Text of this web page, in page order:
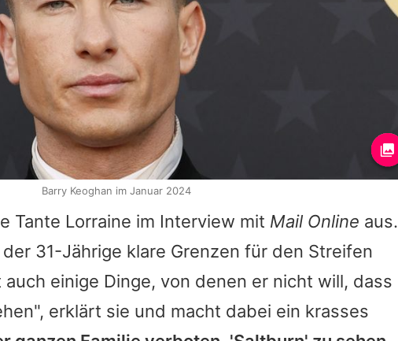
Tante Lorraine im Interview mit Mail Online aus.
31-Jährige klare Grenzen für den Streifen
einige Dinge, von denen er nicht will, dass
erklärt sie und macht dabei ein krasses
Barry Keoghan im Januar 2024